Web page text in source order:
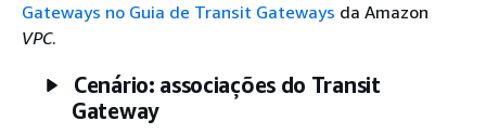
Gateways no Guia de Transit Gateways da Amazon
VPC.
Cenário: associações do Transit
Gateway